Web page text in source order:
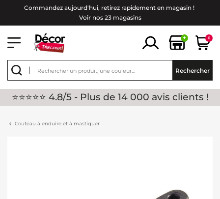
Commandez aujourd'hui, retirez rapidement en magasin !
Voir nos 23 magasins
+ 0
Rechercher
⭐⭐⭐⭐⭐ 4.8/5 - Plus de 14 000 avis clients !
Couteau à enduire et à mastiquer